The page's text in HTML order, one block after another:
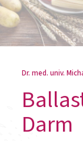
Dr. med. univ.
Darm